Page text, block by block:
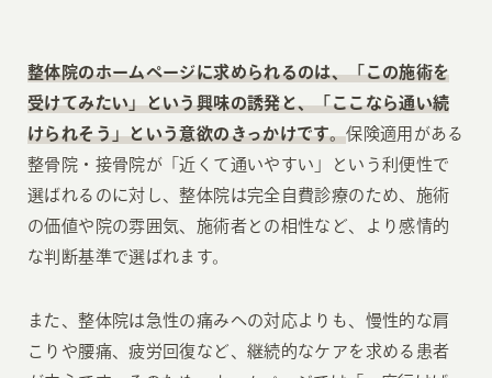
整体院のホームページに求められるのは、「この施術を
受けてみたい」という興味の誘発と、「ここなら通い続
けられそう」という意欲のきっかけです。保険適用がある
整骨院・接骨院が「近くて通いやすい」という利便性で
選ばれるのに対し、整体院は完全自費診療のため、施術
の価値や院の雰囲気、施術者との相性など、より感情的
な判断基準で選ばれます。
また、整体院は急性の痛みへの対応よりも、慢性的な肩
こりや腰痛、疲労回復など、継続的なケアを求める患者